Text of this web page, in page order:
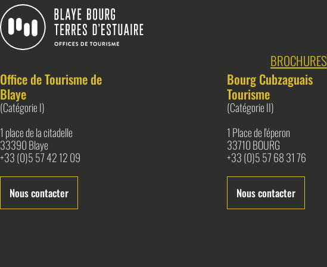
BROCHURES
Office de Tourisme de
Blaye
(Catégorie I)
1 place de la citadelle
33390 Blaye
+33 (0)5 57 42 12 09
Nous contacter
Bourg Cubzaguais
Tourisme
(Catégorie II)
1 Place de l'éperon
33710 BOURG
+33 (0)5 57 68 31 76
Nous contacter